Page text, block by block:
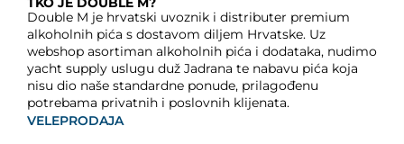
Double M je hrvatski uvoznik i distributer premium
alkoholnih pića s dostavom diljem Hrvatske. Uz
webshop asortiman alkoholnih pića i dodataka, nudimo
yacht supply uslugu duž Jadrana te nabavu pića koja
nisu dio naše standardne ponude, prilagođenu
potrebama privatnih i poslovnih klijenata.
VELEPRODAJA